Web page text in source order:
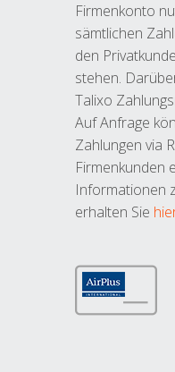
Firmenkonto
sämtlichen
den
stehen.
Talixo
Auf Anfrage
Zahlungen via
Firmenkunden
Informationen
erhalten Sie